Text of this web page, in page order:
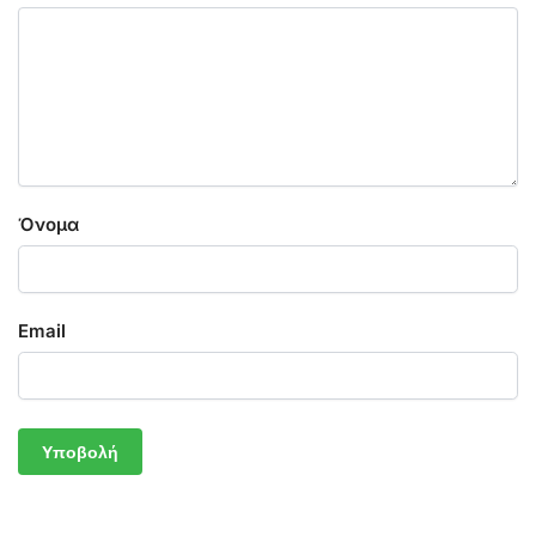
Όνομα
Email